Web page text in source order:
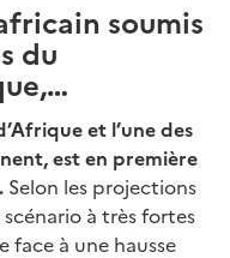
soumis
du
et l’une des
est en première
Selon les projections
à très fortes
face à une hausse